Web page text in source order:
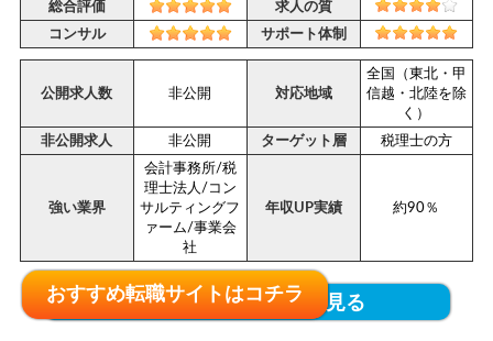
総合評価
求人の質
コンサル
サポート体制
公開求人数 非公開 対応地域
全国（東北・甲
信越・北陸を除
く）
非公開求人
非公開 ターゲット層 税理士の方
強い業界
会計事務所/税
理士法人/コン
サルティングフ
ァーム/事業会
社
年収UP実績 約90％
サービス詳細・評判を見る
おすすめ転職サイトはコチラ
おすすめ転職サイトはコチラ